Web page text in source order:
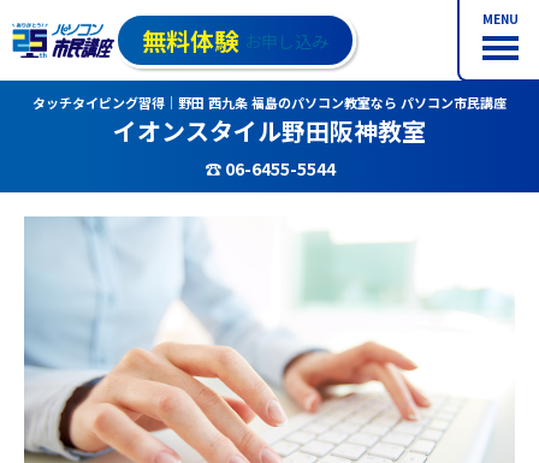
MENU
無料体験 お申し込み
タッチタイピング習得｜野田 西九条 福島のパソコン教室なら パソコン市民講座
イオンスタイル野田阪神教室
☎ 06-6455-5544